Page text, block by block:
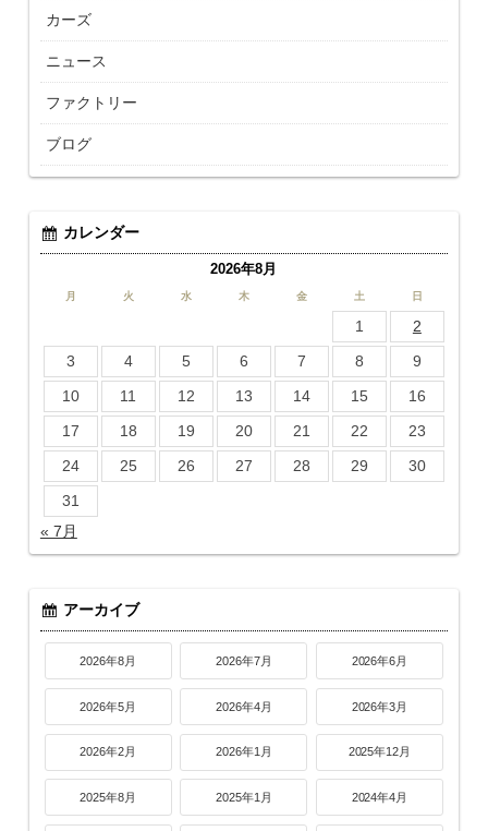
カーズ
ニュース
ファクトリー
ブログ
カレンダー
2026年8月
月 火 水 木 金 土 日
1
2
3
4 5 6 7 8
9
10
11 12 13 14 15
16
17
18 19 20 21 22
23
24
25 26 27 28 29
30
31
« 7月
アーカイブ
2026年8月 2026年7月 2026年6月
2026年5月 2026年4月 2026年3月
2026年2月 2026年1月 2025年12月
2025年8月 2025年1月 2024年4月